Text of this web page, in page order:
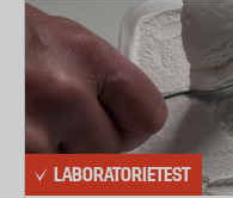
LABORATORIETEST